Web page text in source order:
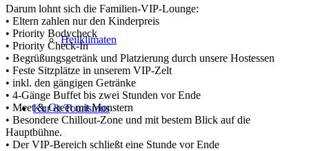
Heilklimaten
Kur & Tourismus
Darum lohnt sich die Familien-VIP-Lounge:
• Eltern zahlen nur den Kinderpreis
• Priority Bodycheck
• Priority Check-In
• Begrüßungsgetränk und Platzierung durch unsere Hostessen
• Feste Sitzplätze in unserem VIP-Zelt
• inkl. den gängigen Getränke
• 4-Gänge Buffet bis zwei Stunden vor Ende
• Meet & Greet mit Monstern
• Besondere Chillout-Zone und mit bestem Blick auf die
Hauptbühne.
• Der VIP-Bereich schließt eine Stunde vor Ende